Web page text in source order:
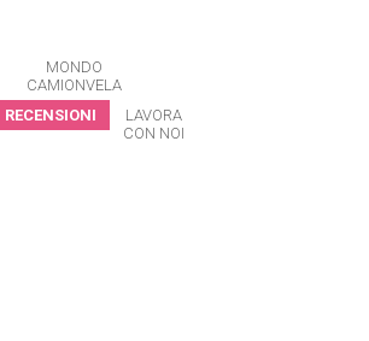
MONDO
CAMIONVELA
RECENSIONI
LAVORA
CON NOI